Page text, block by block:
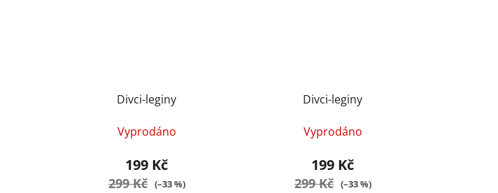
Divci-leginy
Vyprodáno
199 Kč
299 Kč (–33 %)
Divci-leginy
Vyprodáno
199 Kč
299 Kč (–33 %)